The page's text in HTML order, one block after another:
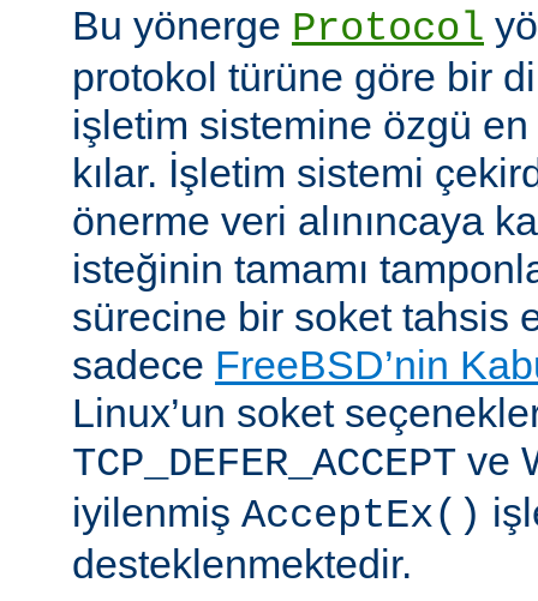
Bu yönerge Protocol
protokol türüne göre bir
işletim sistemine özgü
kılar. İşletim sistemi
önerme veri alınıncaya
isteğinin tamamı
sürecine bir soket tahsis
sadece FreeBSD’nin
Linux’un soket
TCP_DEFER_ACCEPT ve
iyilenmiş AcceptEx()
desteklenmektedir.